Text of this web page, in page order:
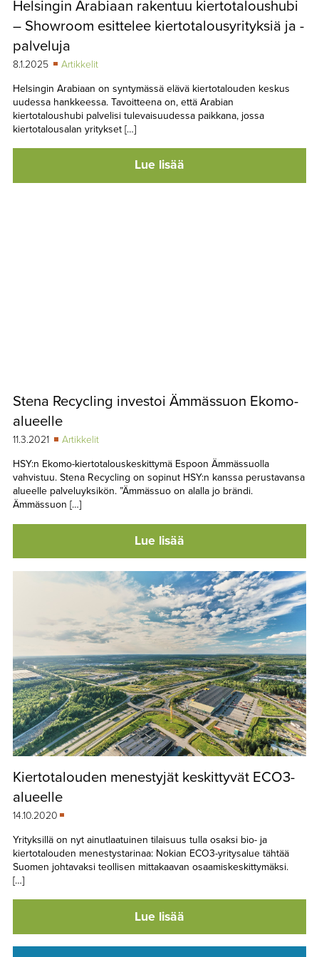
TAPAHTUMAT
YHTEYSTIEDOT
Helsingin Arabiaan rakentuu kiertotaloushubi
– Showroom esittelee kiertotalousyrityksiä ja -
palveluja
8.1.2025
Artikkelit
Helsingin Arabiaan on syntymässä elävä kiertotalouden keskus
uudessa hankkeessa. Tavoitteena on, että Arabian
kiertotaloushubi palvelisi tulevaisuudessa paikkana, jossa
kiertotalousalan yritykset […]
Lue lisää
Stena Recycling investoi Ämmässuon Ekomo-
alueelle
11.3.2021
Artikkelit
HSY:n Ekomo-kiertotalouskeskittymä Espoon Ämmässuolla
vahvistuu. Stena Recycling on sopinut HSY:n kanssa perustavansa
alueelle palveluyksikön. ”Ämmässuo on alalla jo brändi.
Ämmässuon […]
Lue lisää
Kiertotalouden menestyjät keskittyvät ECO3-
alueelle
14.10.2020
Yrityksillä on nyt ainutlaatuinen tilaisuus tulla osaksi bio- ja
kiertotalouden menestystarinaa: Nokian ECO3-yritysalue tähtää
Suomen johtavaksi teollisen mittakaavan osaamiskeskittymäksi.
[…]
Lue lisää